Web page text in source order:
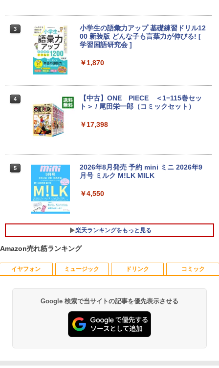
テリー｜5G対応（nanoSIM／eSIM）｜
Wi-Fi 6｜1080pカメラ｜HDMI・USB-C
｜ChromeOS（Gemini 生成AI対応）｜
【整備済み品】
￥20,800
3
エントリーで最大10倍！充実機能ノート
パソコン テンキー/DVD/WEBカメラ内蔵
第8世代Core i3/i5 Core i7 最大メモリ16
カー15.6型 DVD内蔵 15.6インチ HDMI P
￥18,000
良品 フルHD 13.3インチ HP ProBook 63
SD カメラ 無線Wi-Fi6 Office付き Win11
【中古ノートパソコン 中古パソコン 中古
PC】送料無料 あす楽対応 即日発送（Wi
ndows10も対応可能 Win10）
￥29,689
【中古】SONY VAIO ProPG VJPG11C11
N 中古 ノートOffice Win11 or Win10 第
8世代[Core i5 8250U 8GB SSD256GB
無線 カメラ 13.3型 ブラック] :良品
Dell OptiPlex 3050 SFF 第7世代 Core i
5 メモリ16GB SSD 256GB Office付き H
中古パソコン
デスクトップパソコン 一体型pc 23型 フ
コン メモリー16GB SSD 2TB
￥59,800
ntre Mini 01IRH10R Core 5 プロセッサ
ー 210H メモリ 16GB SSD 512GB Wind
送料無料 1年保証【NortonP】
￥139,980
￥4,900
ル P2417H D-Sub15 HDMI DisplatP
￥7,700
【保護ケース付き】 モバイルモニター 1
ータブルモニター ゲーミングモニター T
pye-C/mini HDMI iPhone対応
型 VAパネル フルHD/23.8インチ/HDMI/D
isplayPort/リフレッシュレート100Hz/応
【新品】
￥13,900
3
小学生の語彙力アップ 基礎練習ドリル12
00 新装版 どんな子も言葉力が伸びる! [
学習国語研究会 ]
￥1,870
4
【中古】ONE PIECE ＜1−115巻セッ
ト＞ / 尾田栄一郎（コミックセット）
￥17,398
5
2026年8月発売 予約 mini ミニ 2026年9
月号 ミルク M!LK MILK
￥4,550
楽天ランキングをもっと見る
Amazon売れ筋ランキング
イヤフォン
Anker Soundcore P40i オフホワイト
￥5,990
ミュージック
BRUCE WAYNE feat. Flo Milli, ATL Jacob
[Explicit]
￥250
ドリンク
【Amazon.co.jp限定】 い・ろ・は・す 2L P
ET ラベルレス ×8本
￥1,001
コミック
薬屋のひとりごと 17巻 (デジタル版ビッグガ
ンガンコミックス)
￥770
Google 検索で当サイトの記事を優先表示させる